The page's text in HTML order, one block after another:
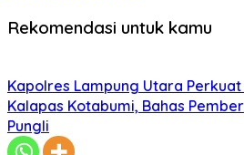
Rekomendasi untuk kamu
Kapolres Lampung Utara
Kalapas Kotabumi, Bahas
Pungli